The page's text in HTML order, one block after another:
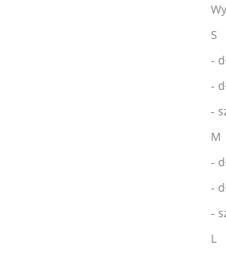
S
-
-
-
M
-
-
-
L